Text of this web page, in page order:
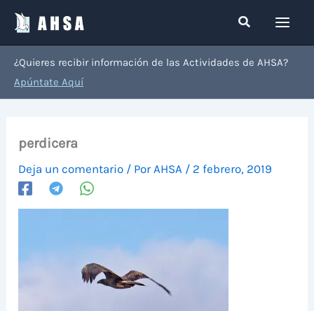
contenido
Buscar
¿Quieres recibir información de las Actividades de AHSA?
Apúntate Aquí
perdicera
Deja un comentario / Por AHSA / 2 febrero, 2019